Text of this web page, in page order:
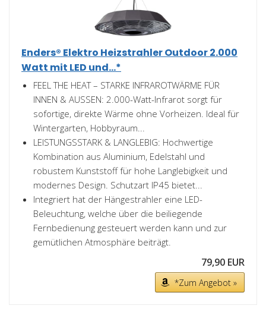
Enders® Elektro Heizstrahler Outdoor 2.000
Watt mit LED und...*
FEEL THE HEAT – STARKE INFRAROTWÄRME FÜR
INNEN & AUSSEN: 2.000-Watt-Infrarot sorgt für
sofortige, direkte Wärme ohne Vorheizen. Ideal für
Wintergarten, Hobbyraum...
LEISTUNGSSTARK & LANGLEBIG: Hochwertige
Kombination aus Aluminium, Edelstahl und
robustem Kunststoff für hohe Langlebigkeit und
modernes Design. Schutzart IP45 bietet...
Integriert hat der Hängestrahler eine LED-
Beleuchtung, welche über die beiliegende
Fernbedienung gesteuert werden kann und zur
gemütlichen Atmosphäre beiträgt.
79,90 EUR
*Zum Angebot »